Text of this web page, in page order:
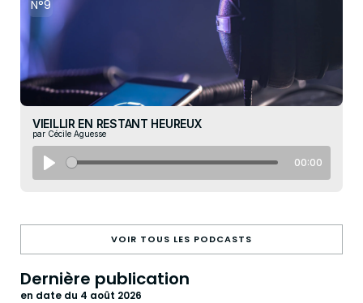
N°9
VIEILLIR EN RESTANT HEUREUX
par Cécile Aguesse
00:00
VOIR TOUS LES PODCASTS
Dernière publication
en date du 4 août 2026